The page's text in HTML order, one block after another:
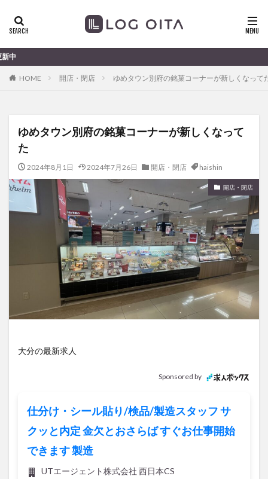
HOME 開店・閉店 ゆめタウン別府の銘菓コーナーが新しくなって
ゆめタウン別府の銘菓コーナーが新しくなって
た
2024年8月1日 2024年7月26日 開店・閉店 haishin
開店・閉店
大分の最新求人
Sponsored by
仕分け・シール貼り/検品/製造スタッフ サ
クッと内定 金欠とおさらば すぐお仕事開始
できます 製造
UTエージェント株式会社 西日本CS
ディナー
haishin
haisin haisnin hasihin
hasishin
OPA
Paypay PR TOKIPO
TOYOTA
あじさい
いちご
おでかけ
お土産
お弁当 かき氷
からあげ
くじゅう連山
ねとらぼ
ひまわり
ふるさと納税
まつり まとめ
みかん
わさだタウン
わったん
アイススケート
アウトドア
アサイーボウル
アフリカンサファリ
アミュプラザおおいた
アレンジレシピ
アートプラザ
イタリア料理
ウクライナ
サイゼリヤ
サウナ
ジャマイカ料理
ジャークチキン
スイーツ
スタバ
セレクトショップ
ソフトクリーム
チキンカレー
トキハ本店
ハロウィン
ハンバーガー